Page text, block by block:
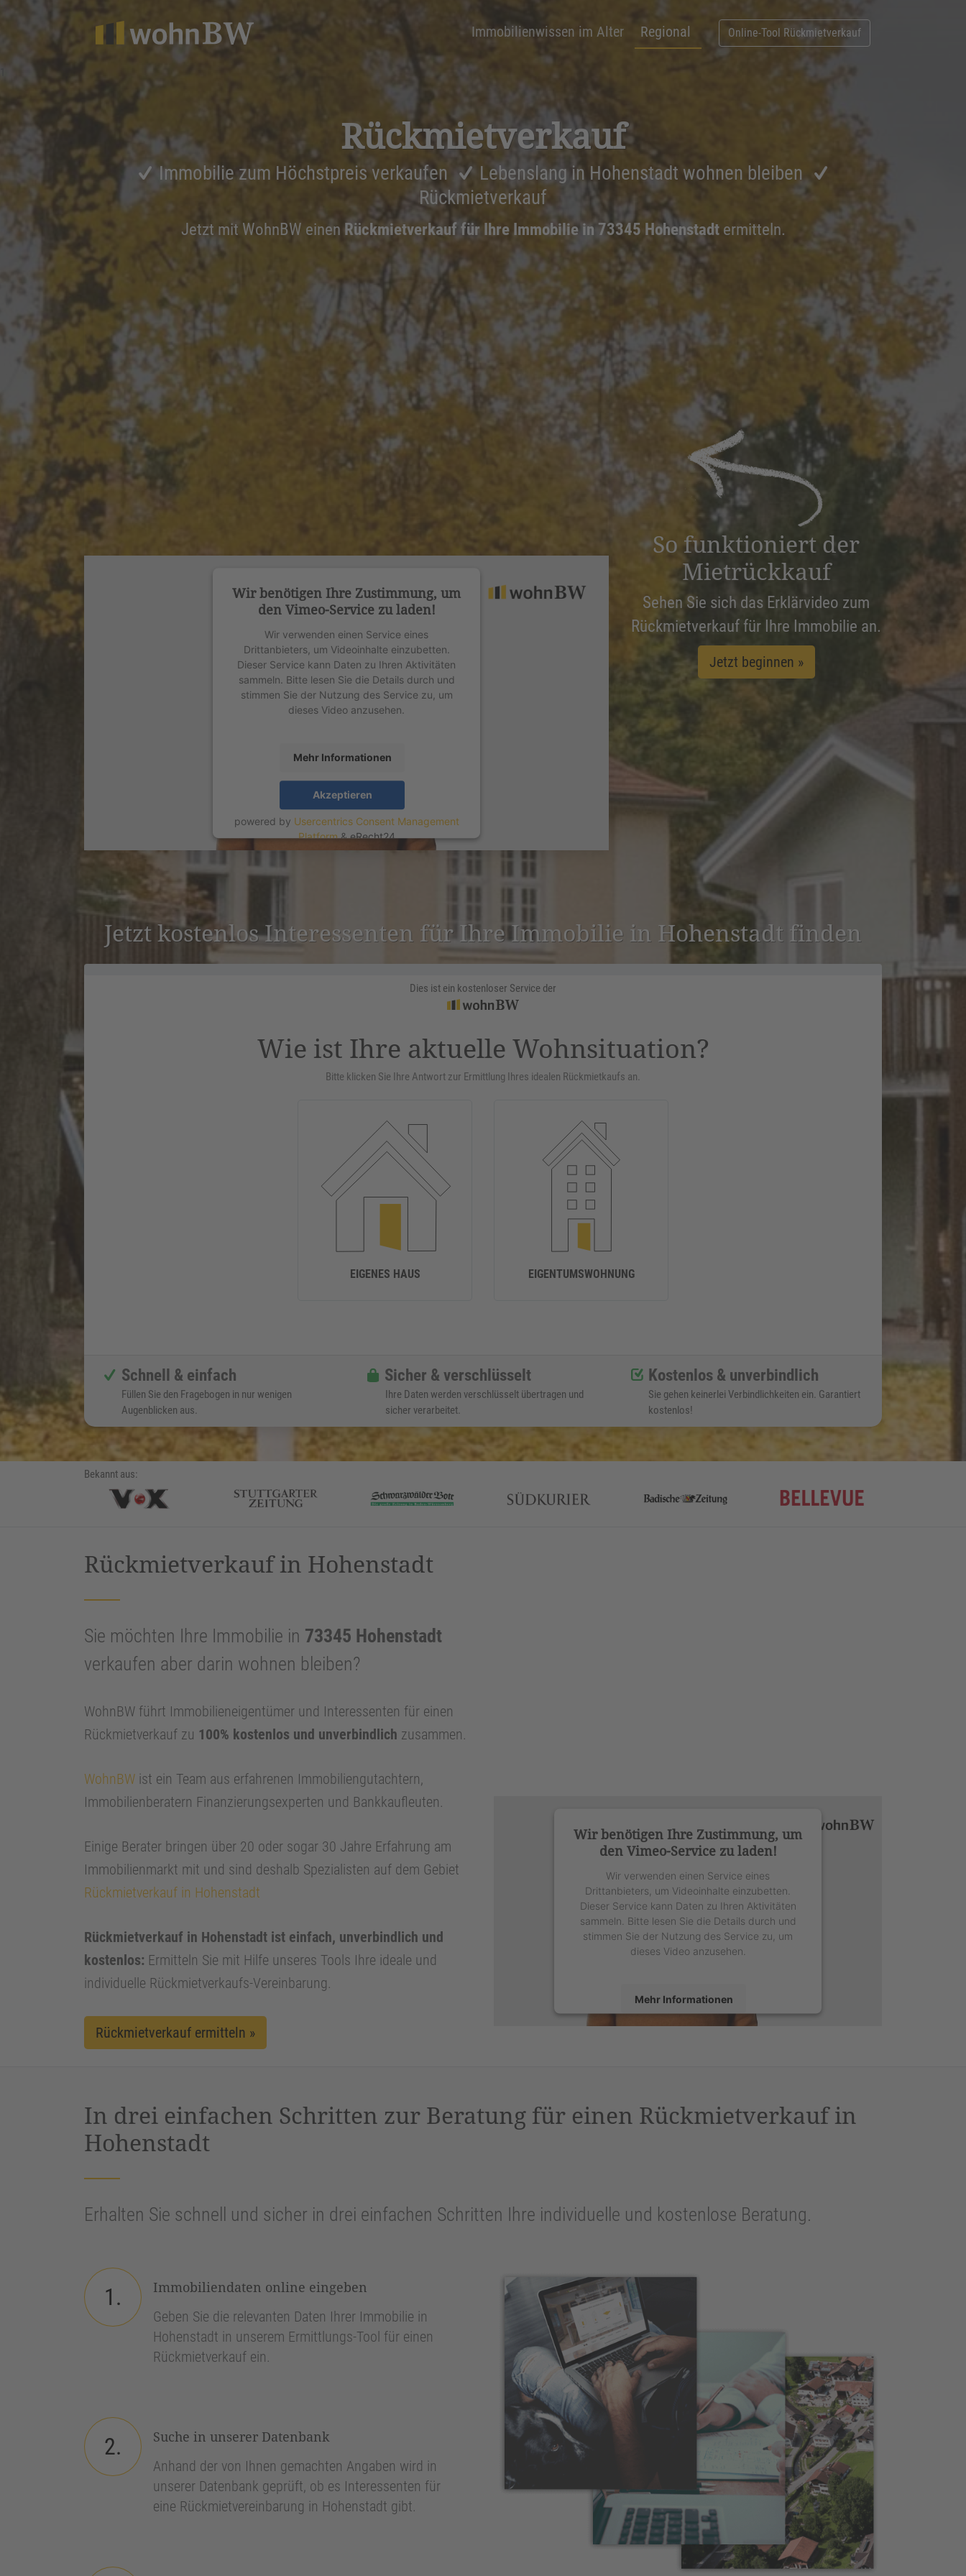
Immobilienwissen im Alter Regional Online-Tool Rückmietverkauf
Rückmiet­ver­kauf
Immobilie zum Höchstpreis verkaufen
Lebenslang in Hohenstadt wohnen bleiben
Rückmietverkauf
Jetzt mit WohnBW einen Rückmietverkauf für Ihre Immobilie in 73345 Hohenstadtermitteln.
Wir benötigen Ihre Zustimmung, um
den Vimeo-Service zu laden!
Wir verwenden einen Service eines
Drittanbieters, um Videoinhalte einzubetten.
Dieser Service kann Daten zu Ihren Aktivitäten
sammeln. Bitte lesen Sie die Details durch und
stimmen Sie der Nutzung des Service zu, um
dieses Video anzusehen.
Mehr Informationen
Akzeptieren
powered by Usercentrics Consent Management
Platform&eRecht24
So funktioniert der
Mietrückkauf
Sehen Sie sich das Erklärvideo zum
Rückmietverkauf für Ihre Immobilie an.
Jetzt beginnen »
Jetzt kostenlos Inter­es­senten für Ihre Immobilie in Hohen­stadt finden
Dies ist ein kostenloser Service der
Wie ist Ihre aktuelle Wohnsituation?
Bitte klicken Sie Ihre Antwort zur Ermittlung Ihres idealen Rückmietkaufs an.
EIGENES HAUS EIGENTUMSWOHNUNG
Schnell & einfach
Füllen Sie den Fragebogen in nur wenigen
Augenblicken aus.
Sicher & verschlüsselt
Ihre Daten werden verschlüsselt übertragen und
sicher verarbeitet.
Kostenlos & unverbindlich
Sie gehen keinerlei Verbindlichkeiten ein. Garantiert
kostenlos!
Bekannt aus:
Rückmietverkauf in Hohenstadt
Sie möchten Ihre Immobilie in 73345 Hohenstadt
verkaufen aber darin wohnen bleiben?
WohnBW führt Immobilieneigentümer und Interessenten für einen
Rückmietverkauf zu 100% kostenlos und unverbindlich zusammen.
WohnBW ist ein Team aus erfahrenen Immobiliengutachtern,
Immobilienberatern Finanzierungsexperten und Bankkaufleuten.
Einige Berater bringen über 20 oder sogar 30 Jahre Erfahrung am
Immobilienmarkt mit und sind deshalb Spezialisten auf dem Gebiet
Rückmietverkauf in Hohenstadt
Rückmietverkauf in Hohenstadt ist einfach, unverbindlich und
kostenlos: Ermitteln Sie mit Hilfe unseres Tools Ihre ideale und
individuelle Rückmietverkaufs-Vereinbarung.
Rückmietverkauf ermitteln »
Wir benötigen Ihre Zustimmung, um
den Vimeo-Service zu laden!
Wir verwenden einen Service eines
Drittanbieters, um Videoinhalte einzubetten.
Dieser Service kann Daten zu Ihren Aktivitäten
sammeln. Bitte lesen Sie die Details durch und
stimmen Sie der Nutzung des Service zu, um
dieses Video anzusehen.
Mehr Informationen
In drei einfachen Schritten zur Beratung für einen Rückmietverkauf in
Hohenstadt
Erhalten Sie schnell und sicher in drei einfachen Schritten Ihre individuelle und kostenlose Beratung.
1.
Immobiliendaten online eingeben
Geben Sie die relevanten Daten Ihrer Immobilie in
Hohenstadt in unserem Ermittlungs-Tool für einen
Rückmietverkauf ein.
2.
Suche in unserer Datenbank
Anhand der von Ihnen gemachten Angaben wird in
unserer Datenbank geprüft, ob es Interessenten für
eine Rückmietvereinbarung in Hohenstadt gibt.